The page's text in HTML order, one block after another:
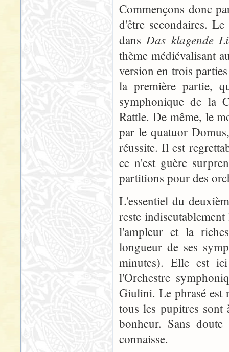
Commençons donc
d'être secondaires.
dans Das klagende
thème médiévalisant
version en trois
la première partie,
symphonique de la
Rattle. De même, le
par le quatuor
réussite. Il est
ce n'est guère
partitions pour des
L'essentiel du
reste
l'ampleur et la
longueur de ses
minutes). Elle est
l'Orchestre
Giulini. Le phrasé est
tous les pupitres
bonheur. Sans
connaisse.